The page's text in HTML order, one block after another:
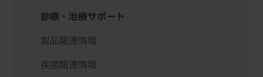
診療・治療サポート
製品関連情報
疾患関連情報